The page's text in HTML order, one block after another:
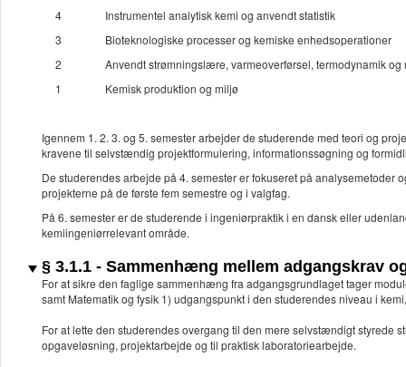
4 Instrumentel analytisk kemi og anvendt statistik
3 Bioteknologiske processer og kemiske enhedsoperationer
2 Anvendt strømningslære, varmeoverførsel, termodynamik og
1 Kemisk produktion og miljø
Igennem 1. 2. 3. og 5. semester arbejder de studerende med teori og
kravene til selvstændig projektformulering, informationssøgning og
De studerendes arbejde på 4. semester er fokuseret på
projekterne på de første fem semestre og i valgfag.
På 6. semester er de studerende i ingeniørpraktik i en dansk eller
kemiingeniørrelevant område.
§ 3.1.1 - Sammenhæng mellem adgangskrav
For at sikre den faglige sammenhæng fra adgangsgrundlaget tager
samt Matematik og fysik 1) udgangspunkt i den studerendes niveau i
For at lette den studerendes overgang til den mere selvstændigt styrede
opgaveløsning, projektarbejde og til praktisk laboratoriearbejde.